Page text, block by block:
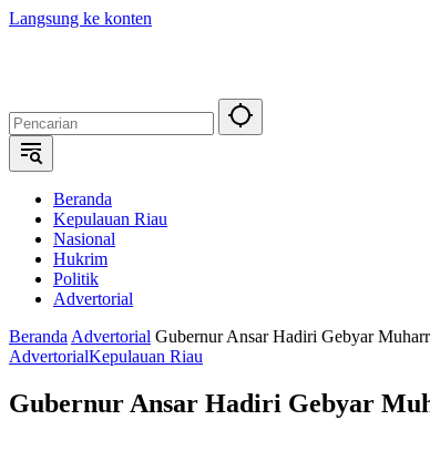
Langsung ke konten
Beranda
Kepulauan Riau
Nasional
Hukrim
Politik
Advertorial
Beranda Advertorial Gubernur Ansar Hadiri Gebyar
AdvertorialKepulauan Riau
Gubernur Ansar Hadiri Gebyar